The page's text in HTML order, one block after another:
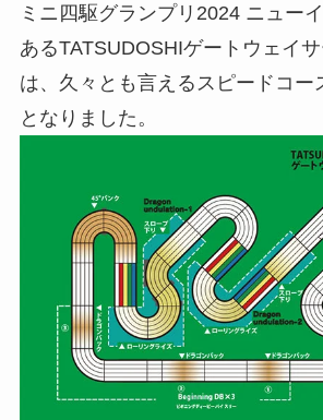
ミニ四駆グランプリ2024 ニュー
あるTATSUDOSHIゲートウェイ
は、久々とも言えるスピードコー
となりました。